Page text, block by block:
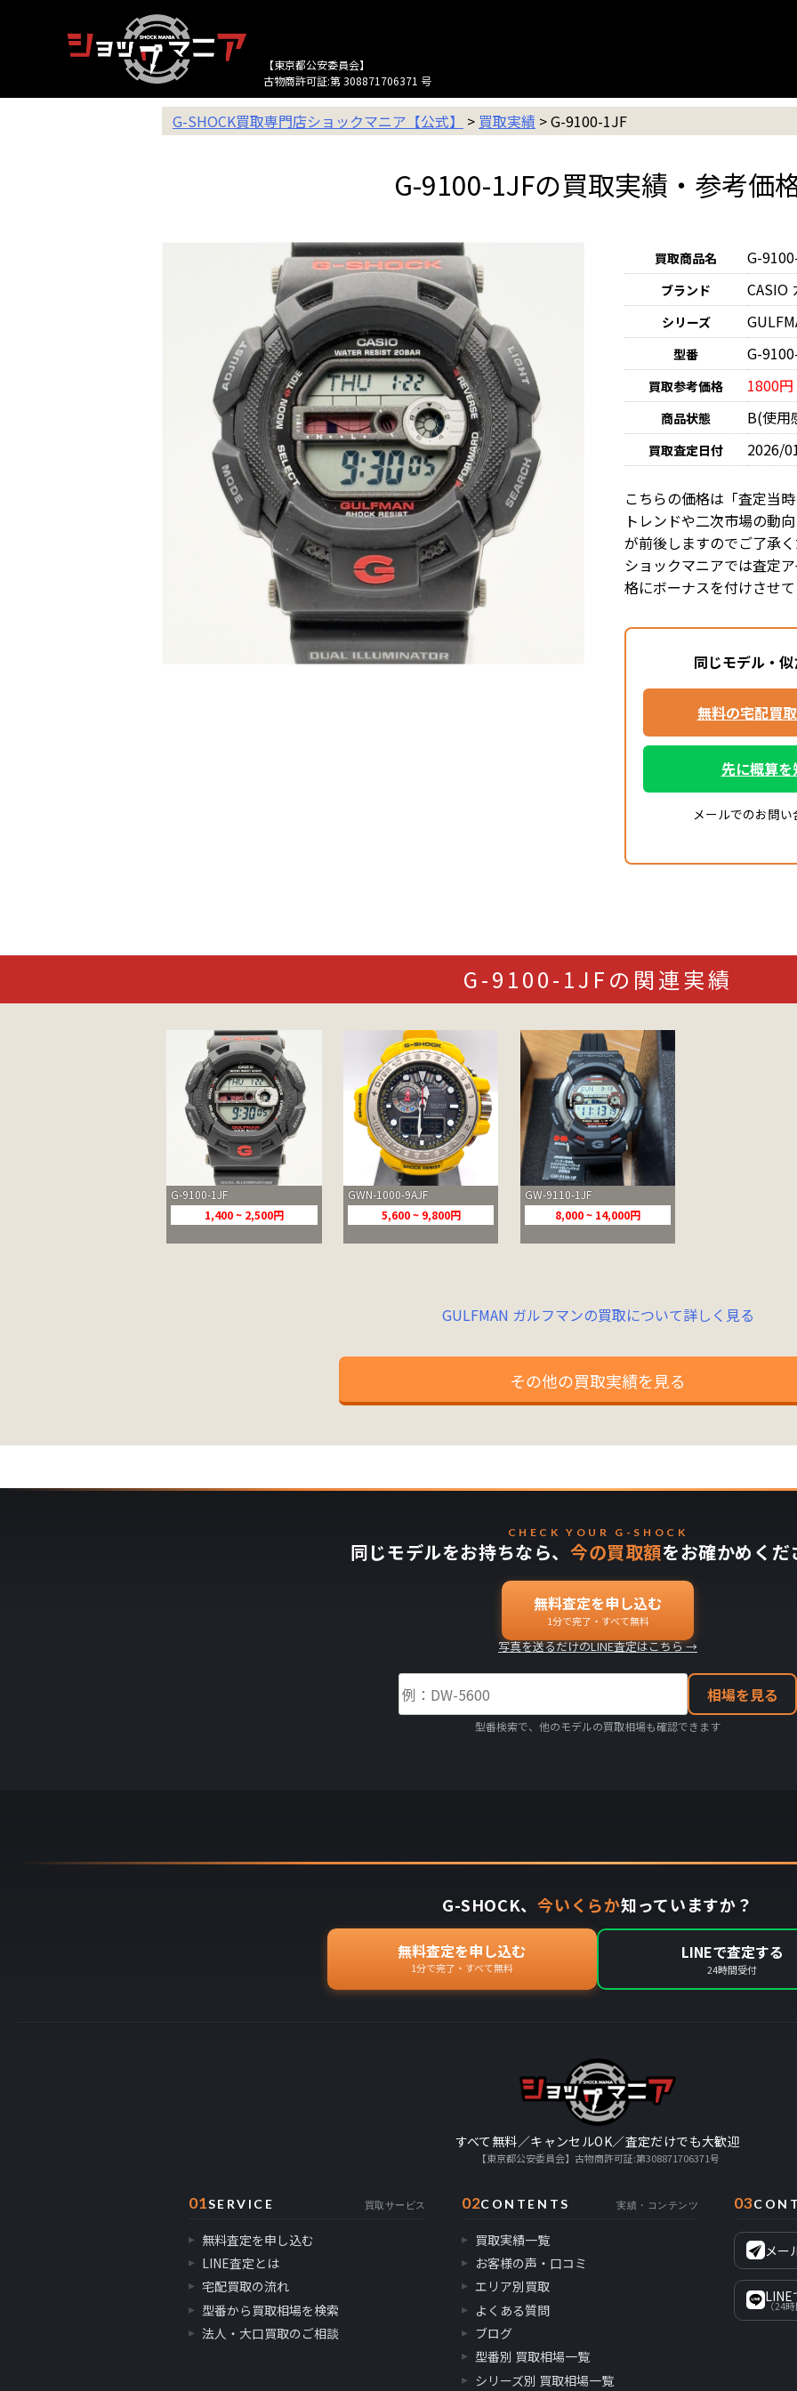
【東京都公安委員会】
古物商許可証:第 308871706371 号
G-SHOCK買取専門店ショックマニア【公式】 > 買取実績 >G-9100-1JF
G-9100-1JFの買取実績・参考価
買取商品名 G-
ブランド CASIO
シリーズ
型番 G-
買取参考価格 1800円
商品状態 B(使用
買取査定日付 2026/
こちらの価格は「査定当
トレンドや二次市場の動
が前後しますのでご了承
ショックマニアでは査定
格にボーナスを付けさせ
同じモデル・
無料の宅配買
先に概算
メールでのお問
G-9100-1JFの関連実績
G-9100-1JF
1,400 ~ 2,500円
GWN-1000-9AJF
5,600 ~ 9,800円
GW-9110-1JF
8,000 ~ 14,000円
GULFMAN ガルフマンの買取について詳しく見る
その他の買取実績を見る
CHECK YOUR G-SHOCK
同じモデルをお持ちなら、今の買取額をお確かめくだ
無料査定を申し込む
1分で完了・すべて無料
写真を送るだけのLINE査定はこちら →
相場を見る
型番検索で、他のモデルの買取相場も確認できます
G-SHOCK、今いくらか知っていますか？
無料査定を申し込む
1分で完了・すべて無料
LINEで査定する
24時間受付
すべて無料／キャンセルOK／査定だけでも大歓迎
【東京都公安委員会】古物商許可証:第308871706371号
01SERVICE 買取サービス
無料査定を申し込む
LINE査定とは
宅配買取の流れ
型番から買取相場を検索
法人・大口買取のご相談
02CONTENTS 実績・コンテンツ
買取実績一覧
お客様の声・口コミ
エリア別買取
よくある質問
ブログ
型番別 買取相場一覧
シリーズ別 買取相場一覧
03
メー
LINE
（24